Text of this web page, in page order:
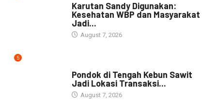
Karutan Sandy Digunakan:
Kesehatan WBP dan Masyarakat
Jadi...
August 7, 2026
5
Pondok di Tengah Kebun Sawit
Jadi Lokasi Transaksi...
August 7, 2026